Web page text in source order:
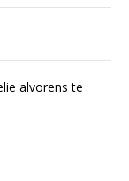
alvorens te